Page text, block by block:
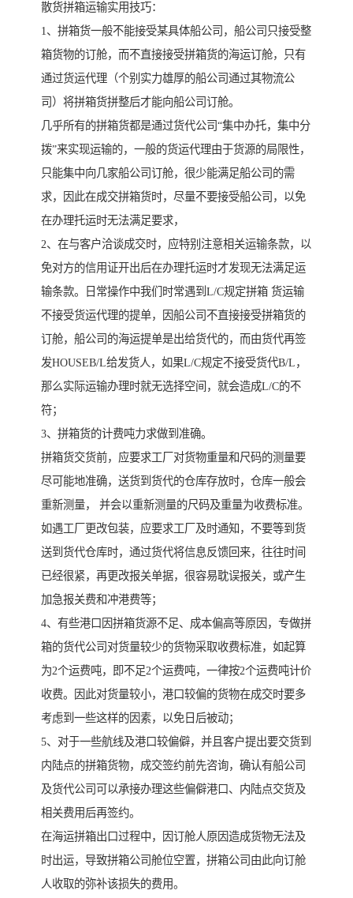
散货拼箱运输实用技巧：
1、拼箱货一般不能接受某具体船公司，船公司只接受整
箱货物的订舱，而不直接接受拼箱货的海运订舱，只有
通过货运代理（个别实力雄厚的船公司通过其物流公
司）将拼箱货拼整后才能向船公司订舱。
几乎所有的拼箱货都是通过货代公司“集中办托，集中分
拨”来实现运输的，一般的货运代理由于货源的局限性，
只能集中向几家船公司订舱，很少能满足船公司的需
求，因此在成交拼箱货时，尽量不要接受船公司，以免
在办理托运时无法满足要求，
2、在与客户洽谈成交时，应特别注意相关运输条款，以
免对方的信用证开出后在办理托运时才发现无法满足运
输条款。日常操作中我们时常遇到L/C规定拼箱 货运输
不接受货运代理的提单，因船公司不直接接受拼箱货的
订舱，船公司的海运提单是出给货代的，而由货代再签
发HOUSEB/L给发货人，如果L/C规定不接受货代B/L，
那么实际运输办理时就无选择空间，就会造成L/C的不
符；
3、拼箱货的计费吨力求做到准确。
拼箱货交货前，应要求工厂对货物重量和尺码的测量要
尽可能地准确，送货到货代的仓库存放时，仓库一般会
重新测量， 并会以重新测量的尺码及重量为收费标准。
如遇工厂更改包装，应要求工厂及时通知，不要等到货
送到货代仓库时，通过货代将信息反馈回来，往往时间
已经很紧，再更改报关单据，很容易耽误报关，或产生
加急报关费和冲港费等；
4、有些港口因拼箱货源不足、成本偏高等原因，专做拼
箱的货代公司对货量较少的货物采取收费标准，如起算
为2个运费吨，即不足2个运费吨，一律按2个运费吨计价
收费。因此对货量较小，港口较偏的货物在成交时要多
考虑到一些这样的因素，以免日后被动；
5、对于一些航线及港口较偏僻，并且客户提出要交货到
内陆点的拼箱货物，成交签约前先咨询，确认有船公司
及货代公司可以承接办理这些偏僻港口、内陆点交货及
相关费用后再签约。
在海运拼箱出口过程中，因订舱人原因造成货物无法及
时出运，导致拼箱公司舱位空置，拼箱公司由此向订舱
人收取的弥补该损失的费用。